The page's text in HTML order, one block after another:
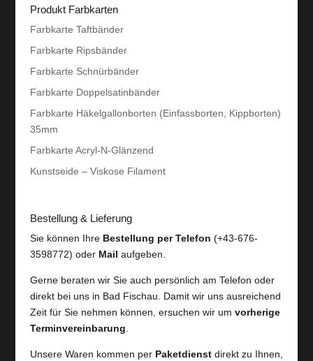
Produkt Farbkarten
Farbkarte Taftbänder
Farbkarte Ripsbänder
Farbkarte Schnürbänder
Farbkarte Doppelsatinbänder
Farbkarte Häkelgallonborten (Einfassborten, Kippborten)
35mm
Farbkarte Acryl-N-Glänzend
Kunstseide – Viskose Filament
Bestellung & Lieferung
Sie können Ihre Bestellung per Telefon (+43-676-
3598772) oder Mail aufgeben.
Gerne beraten wir Sie auch persönlich am Telefon oder
direkt bei uns in Bad Fischau. Damit wir uns ausreichend
Zeit für Sie nehmen können, ersuchen wir um vorherige
Terminvereinbarung.
Unsere Waren kommen per Paketdienstdirekt zu Ihnen,